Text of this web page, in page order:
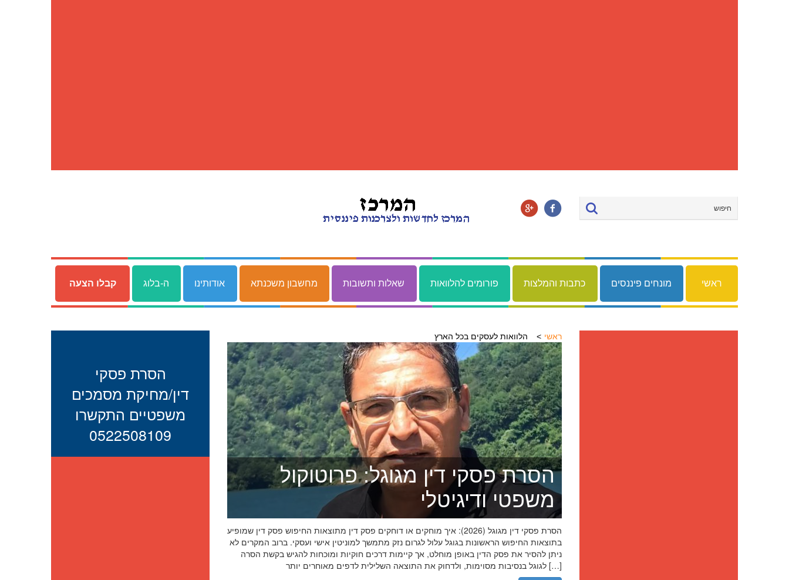
ראשי מונחים פיננסים כתבות והמלצות פורומים להלוואות שאלות ותשובות מחשבון משכנתא אודותינו ה-בלוג קבלו הצעה
ראשי הלוואות לעסקים בכל הארץ
הסרת פסקי דין מגוגל: פרוטוקול
משפטי ודיגיטלי
הסרת פסקי דין מגוגל (2026): איך מוחקים או דוחקים פסק דין מתוצאות החיפוש פסק דין שמופיע
בתוצאות החיפוש הראשונות בגוגל עלול לגרום נזק מתמשך למוניטין אישי ועסקי. ברוב המקרים לא
ניתן להסיר את פסק הדין באופן מוחלט, אך קיימות דרכים חוקיות ומוכחות להגיש בקשת הסרה
לגוגל בנסיבות מסוימות, ולדחוק את התוצאה השלילית לדפים מאוחרים יותר […]
הסרת פסקי
דין/מחיקת מסמכים
משפטיים התקשרו
0522508109